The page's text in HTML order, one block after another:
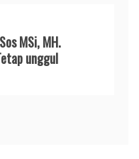
MSi, MH.
unggul